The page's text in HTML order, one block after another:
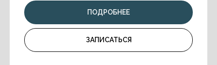
ПОДРОБНЕЕ
ЗАПИСАТЬСЯ